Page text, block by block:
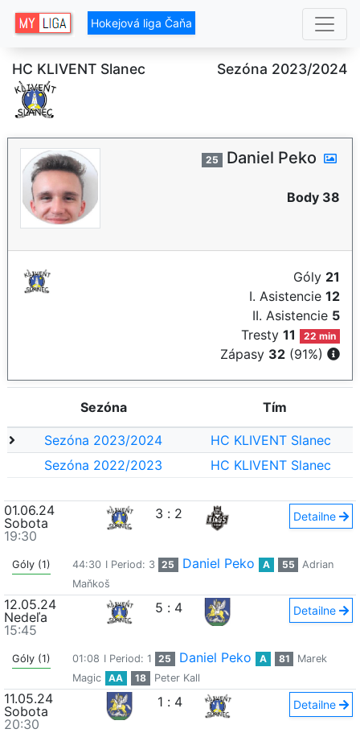
Hokejová liga Čaňa
HC KLIVENT Slanec Sezóna 2023/2024
25 Daniel Peko
Body 38
Góly 21
I. Asistencie 12
II. Asistencie 5
Tresty11 22 min
Zápasy 32 (91%)
Sezóna Tím
Sezóna 2023/2024
HC KLIVENT Slanec
Sezóna 2022/2023
HC KLIVENT Slanec
01.06.24
Sobota
19:30
3 : 2 Detailne
Góly (1) 44:30 I Period: 3 25 Daniel Peko A 55
Adrian
Maňkoš
12.05.24
Nedeľa
15:45
5 : 4 Detailne
Góly (1) 01:08 I Period: 1 25 Daniel Peko A 81
Marek
Magic
AA 18 Peter Kall
11.05.24
Sobota
20:30
1 : 4 Detailne